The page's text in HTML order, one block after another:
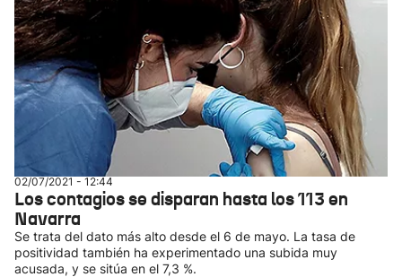
02/07/2021 - 12:44
Los contagios se disparan hasta los 113 en
Navarra
Se trata del dato más alto desde el 6 de mayo. La tasa de
positividad también ha experimentado una subida muy
acusada, y se sitúa en el 7,3 %.